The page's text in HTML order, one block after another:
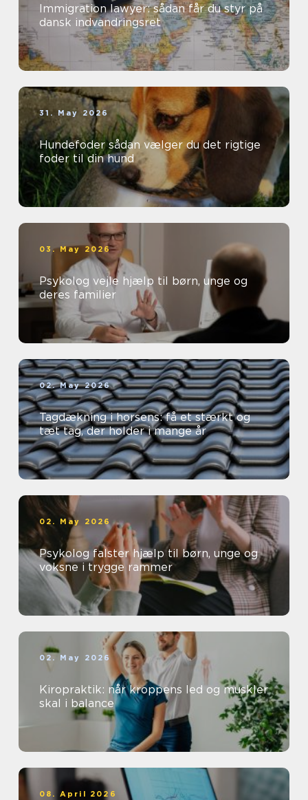
Immigration lawyer: sådan får du styr på
dansk indvandringsret
31. May 2026
Hundefoder sådan vælger du det rigtige
foder til din hund
03. May 2026
Psykolog vejle hjælp til børn, unge og
deres familier
02. May 2026
Tagdækning i horsens: få et stærkt og
tæt tag, der holder i mange år
02. May 2026
Psykolog falster hjælp til børn, unge og
voksne i trygge rammer
02. May 2026
Kiropraktik: når kroppens led og muskler
skal i balance
08. April 2026